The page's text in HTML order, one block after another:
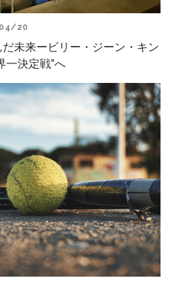
20
未来ービリー・ジーン・キン
一決定戦”へ